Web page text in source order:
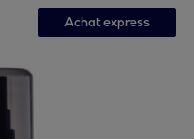
Achat express